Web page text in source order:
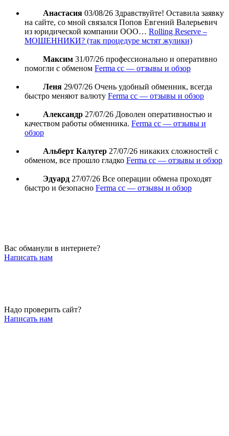
Анастасия 03/08/26 Здравствуйте! Оставила заявку
на сайте, со мной связался Попов Евгений Валерьевич
из юридической компании ООО… Rolling Reserve –
МОШЕННИКИ? (так процедуре мстят жулики)
Максим 31/07/26 профессионально и оперативно
помогли с обменом Ferma cc — отзывы и обзор
Леня 29/07/26 Очень удобный обменник, всегда
быстро меняют валюту Ferma cc — отзывы и обзор
Александр 27/07/26 Доволен оперативностью и
качеством работы обменника. Ferma cc — отзывы и
обзор
Альберт Калугер 27/07/26 никаких сложностей с
обменом, все прошло гладко Ferma cc — отзывы и обзор
Эдуард 27/07/26 Все операции обмена проходят
быстро и безопасно Ferma cc — отзывы и обзор
Вас обманули в интернете?
Написать нам
Надо проверить сайт?
Написать нам